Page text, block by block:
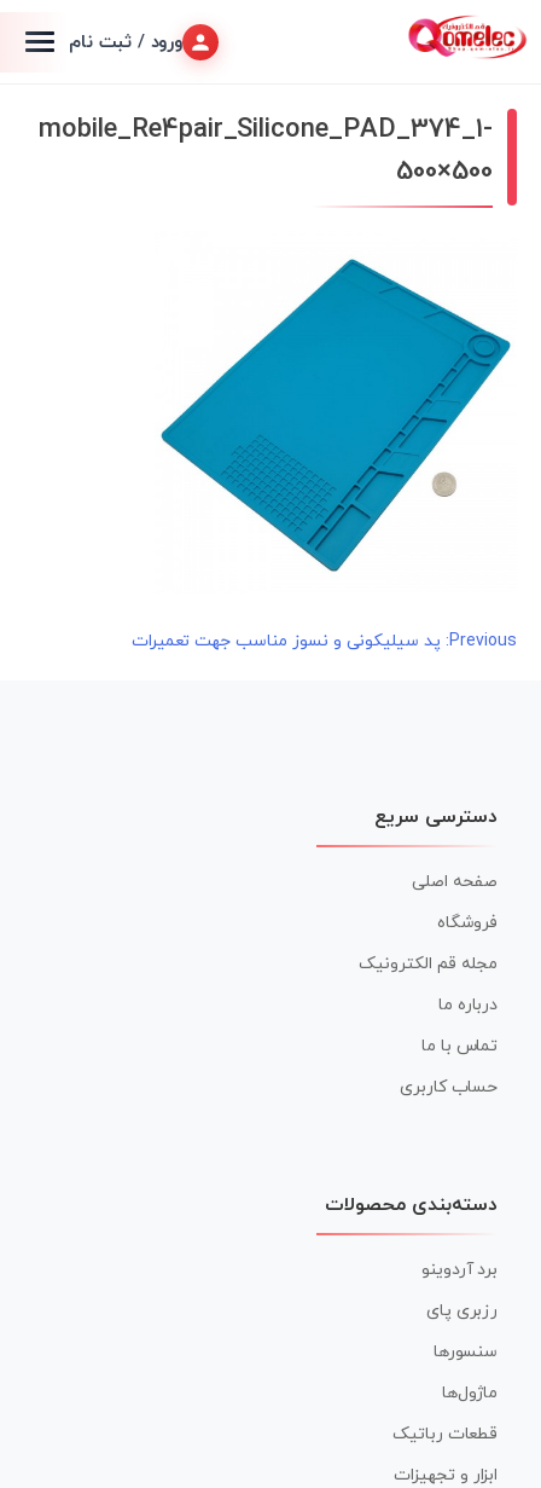
ورود / ثبت نام
mobile_Re4pair_Silicone_PAD_374_1-
500×500
راهبری
Previous: پد سیلیکونی و نسوز مناسب جهت تعمیرات
دسترسی سریع
صفحه اصلی
فروشگاه
مجله قم الکترونیک
درباره ما
تماس با ما
حساب کاربری
دسته‌بندی محصولات
برد آردوینو
رزبری پای
سنسورها
ماژول‌ها
قطعات رباتیک
ابزار و تجهیزات